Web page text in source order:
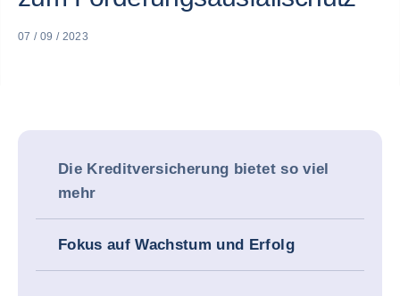
07 / 09 / 2023
Die Kreditversicherung bietet so viel
mehr
Fokus auf Wachstum und Erfolg